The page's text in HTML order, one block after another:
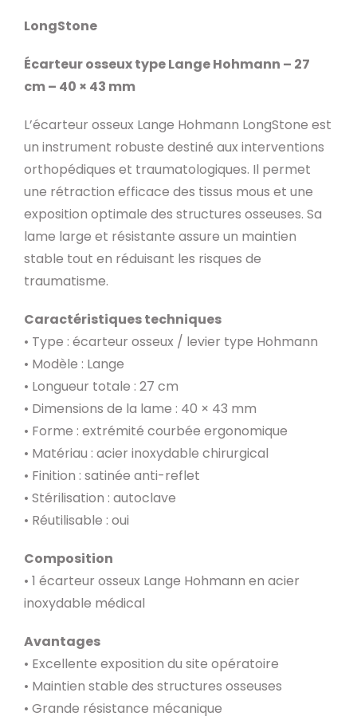
LongStone
Écarteur osseux type Lange Hohmann – 27
cm – 40 × 43 mm
L’écarteur osseux Lange Hohmann LongStone est
un instrument robuste destiné aux interventions
orthopédiques et traumatologiques. Il permet
une rétraction efficace des tissus mous et une
exposition optimale des structures osseuses. Sa
lame large et résistante assure un maintien
stable tout en réduisant les risques de
traumatisme.
Caractéristiques techniques
• Type : écarteur osseux / levier type Hohmann
• Modèle : Lange
• Longueur totale : 27 cm
• Dimensions de la lame : 40 × 43 mm
• Forme : extrémité courbée ergonomique
• Matériau : acier inoxydable chirurgical
• Finition : satinée anti-reflet
• Stérilisation : autoclave
• Réutilisable : oui
Composition
• 1 écarteur osseux Lange Hohmann en acier
inoxydable médical
Avantages
• Excellente exposition du site opératoire
• Maintien stable des structures osseuses
• Grande résistance mécanique